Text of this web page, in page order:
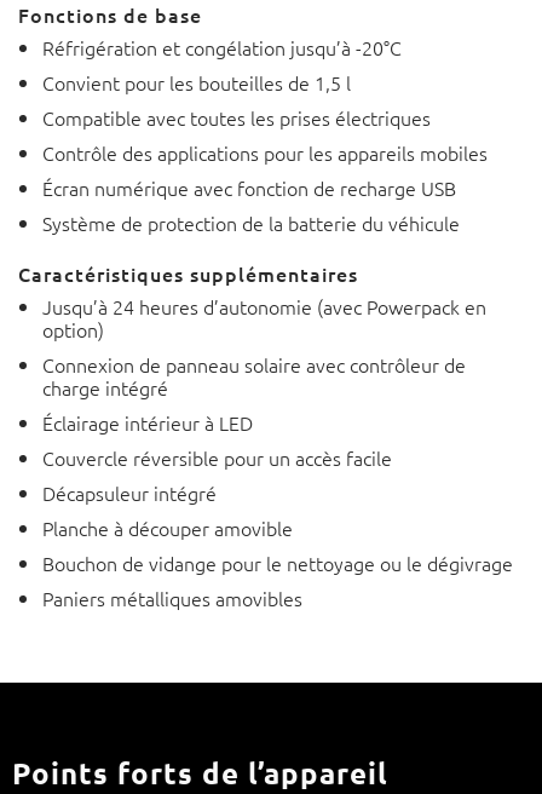
Fonctions de base
Réfrigération et congélation jusqu’à -20°C
Convient pour les bouteilles de 1,5 l
Compatible avec toutes les prises électriques
Contrôle des applications pour les appareils mobiles
Écran numérique avec fonction de recharge USB
Système de protection de la batterie du véhicule
Caractéristiques supplémentaires
Jusqu’à 24 heures d’autonomie (avec Powerpack en
option)
Connexion de panneau solaire avec contrôleur de
charge intégré
Éclairage intérieur à LED
Couvercle réversible pour un accès facile
Décapsuleur intégré
Planche à découper amovible
Bouchon de vidange pour le nettoyage ou le dégivrage
Paniers métalliques amovibles
Points forts de l’appareil